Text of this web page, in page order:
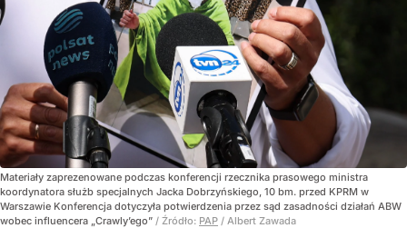
Materiały zaprezenowane podczas konferencji rzecznika prasowego ministra
koordynatora służb specjalnych Jacka Dobrzyńskiego, 10 bm. przed KPRM w
Warszawie Konferencja dotyczyła potwierdzenia przez sąd zasadności działań ABW
wobec influencera „Crawly’ego” / Źródło: PAP / Albert Zawada